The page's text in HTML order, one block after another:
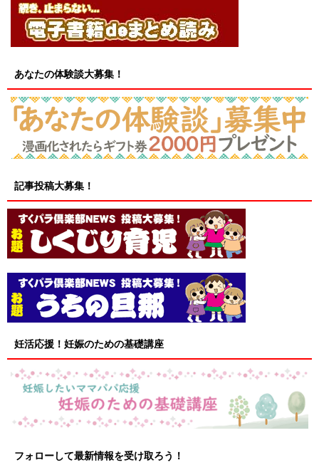
あなたの体験談大募集！
記事投稿大募集！
妊活応援！妊娠のための基礎講座
フォローして最新情報を受け取ろう！